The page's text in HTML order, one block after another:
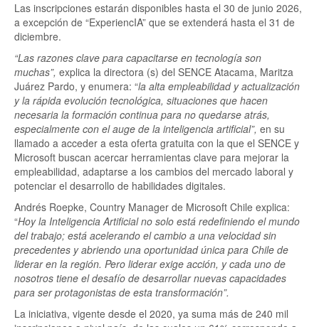
Las inscripciones estarán disponibles hasta el 30 de junio 2026,
a excepción de “ExperiencIA” que se extenderá hasta el 31 de
diciembre.
“Las razones clave para capacitarse en tecnología son
muchas”, explica la directora (s) del SENCE Atacama, Maritza
Juárez Pardo, y enumera: “la alta empleabilidad y actualización
y la rápida evolución tecnológica, situaciones que hacen
necesaria la formación continua para no quedarse atrás,
especialmente con el auge de la inteligencia artificial”, en su
llamado a acceder a esta oferta gratuita con la que el SENCE y
Microsoft buscan acercar herramientas clave para mejorar la
empleabilidad, adaptarse a los cambios del mercado laboral y
potenciar el desarrollo de habilidades digitales.
Andrés Roepke, Country Manager de Microsoft Chile explica:
“Hoy la Inteligencia Artificial no solo está redefiniendo el mundo
del trabajo; está acelerando el cambio a una velocidad sin
precedentes y abriendo una oportunidad única para Chile de
liderar en la región. Pero liderar exige acción, y cada uno de
nosotros tiene el desafío de desarrollar nuevas capacidades
para ser protagonistas de esta transformación”.
La iniciativa, vigente desde el 2020, ya suma más de 240 mil